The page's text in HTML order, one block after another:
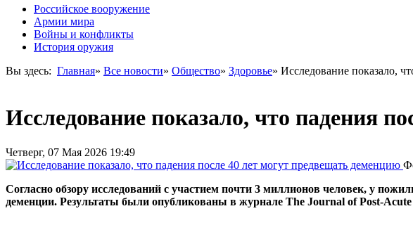
Российское вооружение
Армии мира
Войны и конфликты
История оружия
Вы здесь: Главная» Все новости» Общество» Здоровье» Исследование показало,
Исследование показало, что падения
Четверг, 07 Мая 2026 19:49
Согласно обзору исследований с участием почти 3 миллионов человек, у
деменции. Результаты были опубликованы в журнале The Journal of Post-